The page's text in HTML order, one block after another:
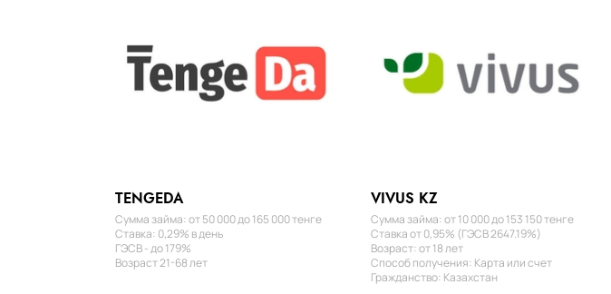
TENGEDA
Сумма займа: от 50 000 до 165 000 тенге
Ставка: 0,29% в день
ГЭСВ - до 179%
Возраст 21-68 лет
VIVUS KZ
Сумма займа: от 10 000 до 153 150 тенге
Ставка от 0,95% (ГЭСВ 2647.19%)
Возраст: от 18 лет
Способ получения: Карта или счет
Гражданство: Казахстан